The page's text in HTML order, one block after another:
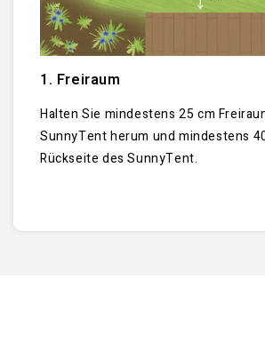
1. Freiraum
Halten Sie mindestens 25 cm
SunnyTent herum und mindestens
Rückseite des SunnyTent.